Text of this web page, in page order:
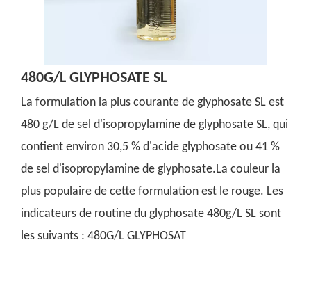
480G/L GLYPHOSATE SL
La formulation la plus courante de glyphosate SL est
480 g/L de sel d'isopropylamine de glyphosate SL, qui
contient environ 30,5 % d'acide glyphosate ou 41 %
de sel d'isopropylamine de glyphosate.La couleur la
plus populaire de cette formulation est le rouge. Les
indicateurs de routine du glyphosate 480g/L SL sont
les suivants : 480G/L GLYPHOSAT